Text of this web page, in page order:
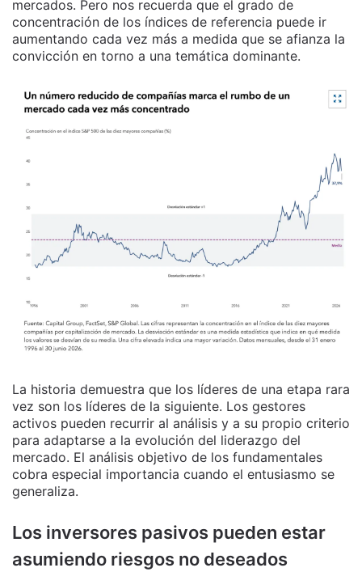
mercados. Pero nos recuerda que el grado de
concentración de los índices de referencia puede ir
aumentando cada vez más a medida que se afianza la
convicción en torno a una temática dominante.
La historia demuestra que los líderes de una etapa rara
vez son los líderes de la siguiente. Los gestores
activos pueden recurrir al análisis y a su propio criterio
para adaptarse a la evolución del liderazgo del
mercado. El análisis objetivo de los fundamentales
cobra especial importancia cuando el entusiasmo se
generaliza.
Los inversores pasivos pueden estar
asumiendo riesgos no deseados